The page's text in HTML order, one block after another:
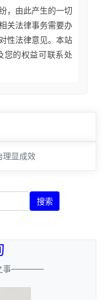
，由此产生的一切
关法律事务需要办
性法律意见。本站
您的权益可联系处
理显成效
搜索
事————